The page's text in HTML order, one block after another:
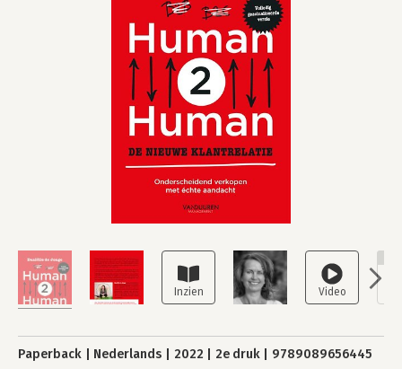
Paperback Nederlands 2022 2e druk 9789089656445